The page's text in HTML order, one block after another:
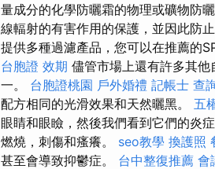
量成分的化學防曬霜的物理或礦物防曬
線輻射的有害作用的保護，並因此防
提供多種過濾產品，您可以在推薦的
台胞證 效期 儘管市場上還有許多其
一。 台胞證桃園 戶外婚禮 記帳士 查
配方相同的光滑效果和天然曬黑。 五
眼睛和眼瞼，然後我們看到它們的炎症
燃燒，刺傷和瘙癢。 seo教學 換護照
甚至會導致抑鬱症。 台中整復推薦 會